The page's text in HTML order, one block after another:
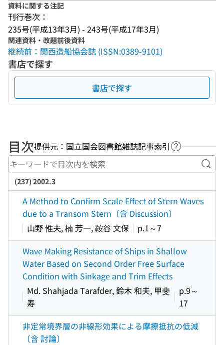
資料に関する注記
刊行巻次：
235号(平成13年3月) - 243号(平成17年3月)
関連資料・改題前後資料
継続前：関西造船協会誌 (ISSN:0389-9101)
書店で探す
書店で探す
目次提供元：国立国会図書館雑誌記事索引 ヘルプペー
キ
(237) 2002.3
A Method to Confirm Scale Effect of Stern Waves
due to a Transom Stern〔含 Discussion〕
山野 惟夫, 楠 芳一, 鞍谷 文保
p.1～7
Wave Making Resistance of Ships in Shallow
Water Based on Second Order Free Surface
Condition with Sinkage and Trim Effects
Md. Shahjada Tarafder, 鈴木 和夫, 甲斐
寿
p.9～
17
非定常境界層の非線形効果による摩擦抵抗の低減
〔含 討論〕